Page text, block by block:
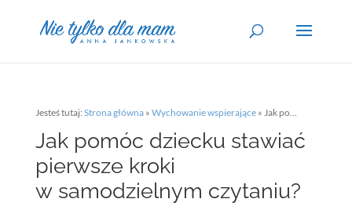
Jesteś tutaj: Strona główna» Wychowanie wspierające» Jak pomóc dziecku stawiać pierwsze kroki w samodzielnym czytaniu?
Jak pomóc dziecku stawiać
pierwsze kroki
w samodzielnym czytaniu?